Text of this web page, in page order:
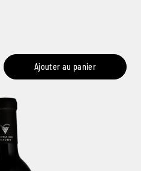
Ajouter au panier